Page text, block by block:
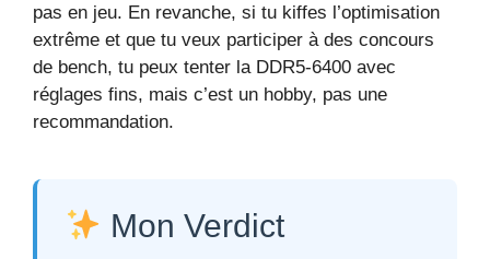
pas en jeu. En revanche, si tu kiffes l’optimisation
extrême et que tu veux participer à des concours
de bench, tu peux tenter la DDR5-6400 avec
réglages fins, mais c’est un hobby, pas une
recommandation.
Mon Verdict